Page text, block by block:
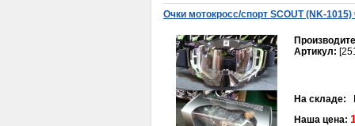
Очки мотокросс/спорт SCOUT (NK-
Артикул:
На складе:
Наша цена: